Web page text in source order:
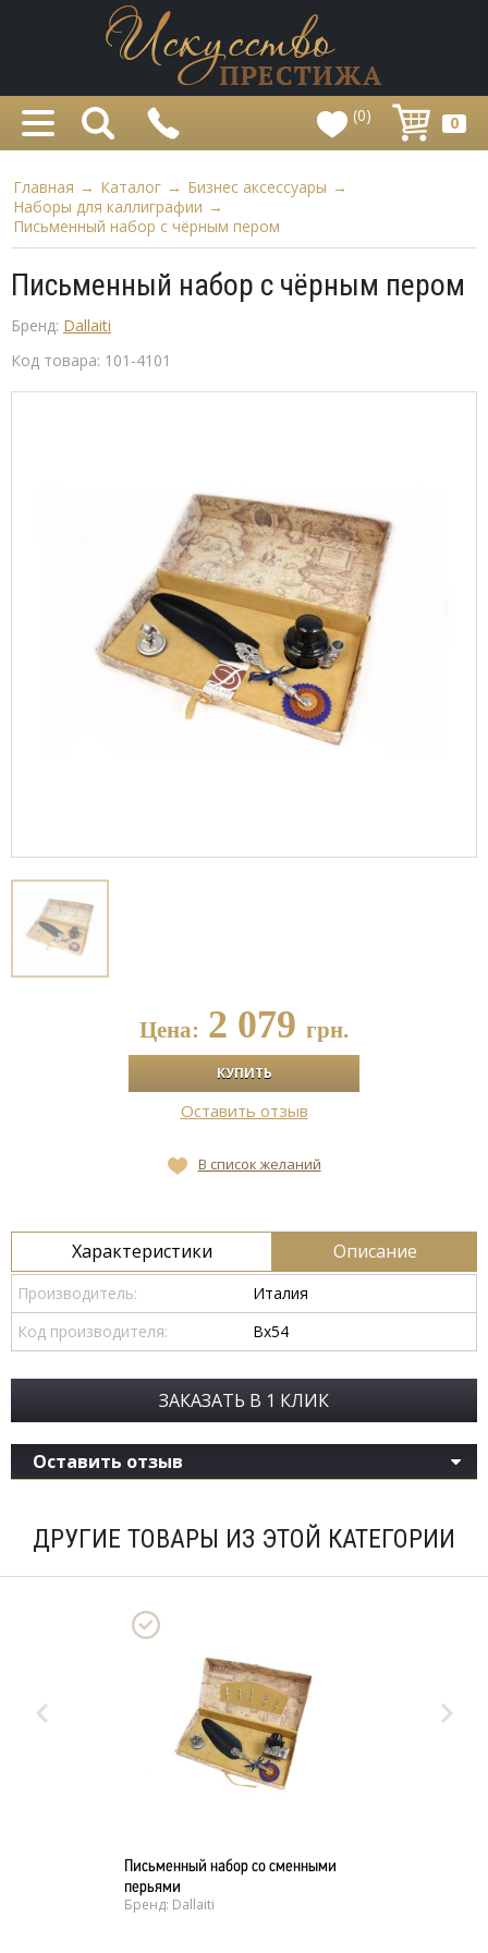
(0) 0
Главная → Каталог → Бизнес аксессуары →
Наборы для каллиграфии →
Письменный набор с чёрным пером
Письменный набор с чёрным пером
Бренд: Dallaiti
Код товара: 101-4101
Цена: 2 079 грн.
Оставить отзыв
В список желаний
Характеристики Описание
Производитель:
Италия
Код производителя:
Bx54
ЗАКАЗАТЬ В 1 КЛИК
Оставить отзыв
ДРУГИЕ ТОВАРЫ ИЗ ЭТОЙ КАТЕГОРИИ
Письменный набор со сменными
перьями
Бренд: Dallaiti